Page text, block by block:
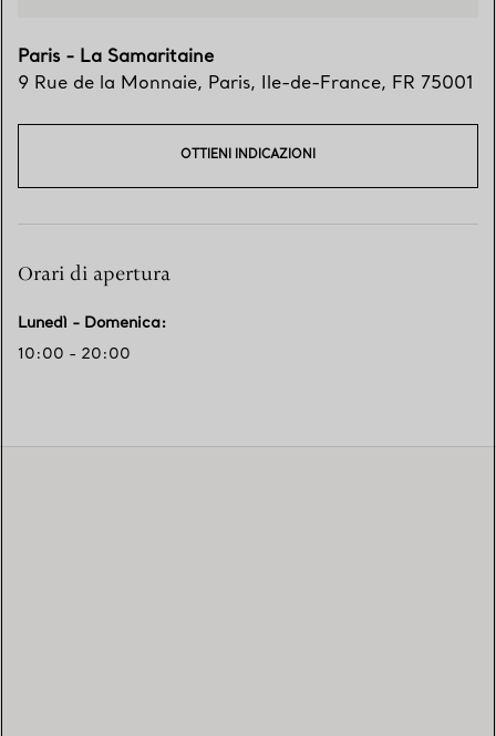
Paris - La Samaritaine
9 Rue de la Monnaie, Paris, Ile-de-France, FR 75001
OTTIENI INDICAZIONI
Orari di apertura
Lunedì - Domenica:
10:00 - 20:00